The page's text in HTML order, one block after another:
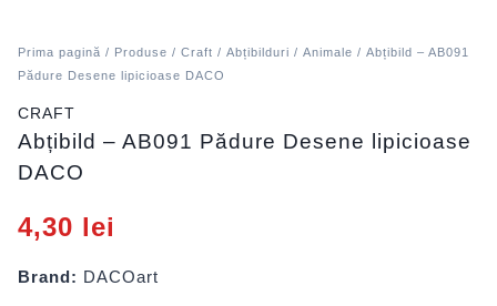
Prima pagină / Produse / Craft / Abțibilduri / Animale / Abțibild – AB091
Pădure Desene lipicioase DACO
CRAFT
Abțibild – AB091 Pădure Desene lipicioase
DACO
4,30 lei
Brand: DACOart